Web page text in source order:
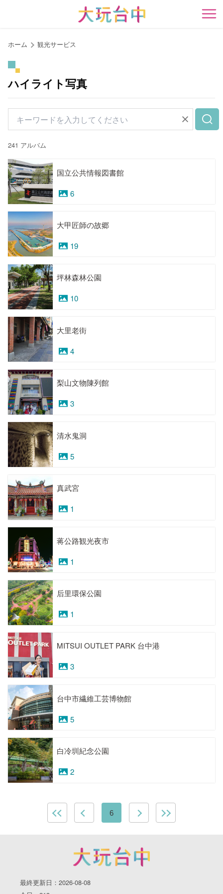
開
ホーム 観光サービス
ハイライト写真
241 アルバム
国立公共情報図書館
6
大甲匠師の故郷
19
坪林森林公園
10
大里老街
4
梨山文物陳列館
3
清水鬼洞
5
真武宮
1
蒋公路観光夜市
1
后里環保公園
1
MITSUI OUTLET PARK 台中港
3
台中市繊維工芸博物館
5
白冷圳紀念公園
2
6
最終更新日：2026-08-08